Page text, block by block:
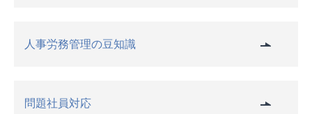
人事労務管理の豆知識
問題社員対応